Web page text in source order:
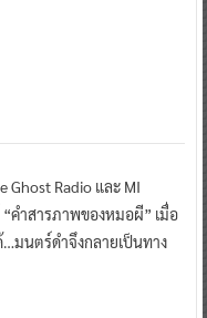
Ghost Radio และ MI
“คำสารภาพของหมอผี” เมื่อ
…มนตร์ดำจึงกลายเป็นทาง